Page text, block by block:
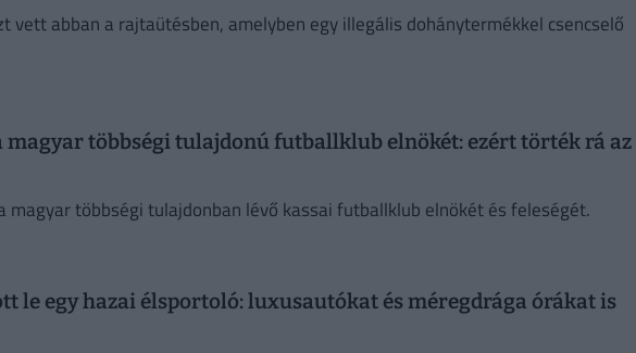
vett abban a rajtaütésben, amelyben egy illegális dohánytermékkel csencselő
magyar többségi tulajdonú futballklub elnökét: ezért törték rá az
magyar többségi tulajdonban lévő kassai futballklub elnökét és feleségét.
le egy hazai élsportoló: luxusautókat és méregdrága órákat is